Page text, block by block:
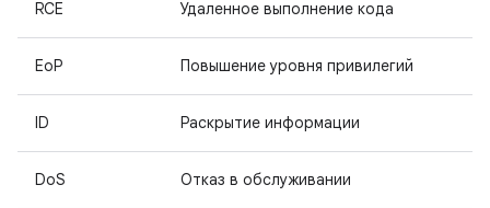
RCE Удаленное выполнение кода
EoP Повышение уровня привилегий
ID Раскрытие информации
DoS Отказ в обслуживании